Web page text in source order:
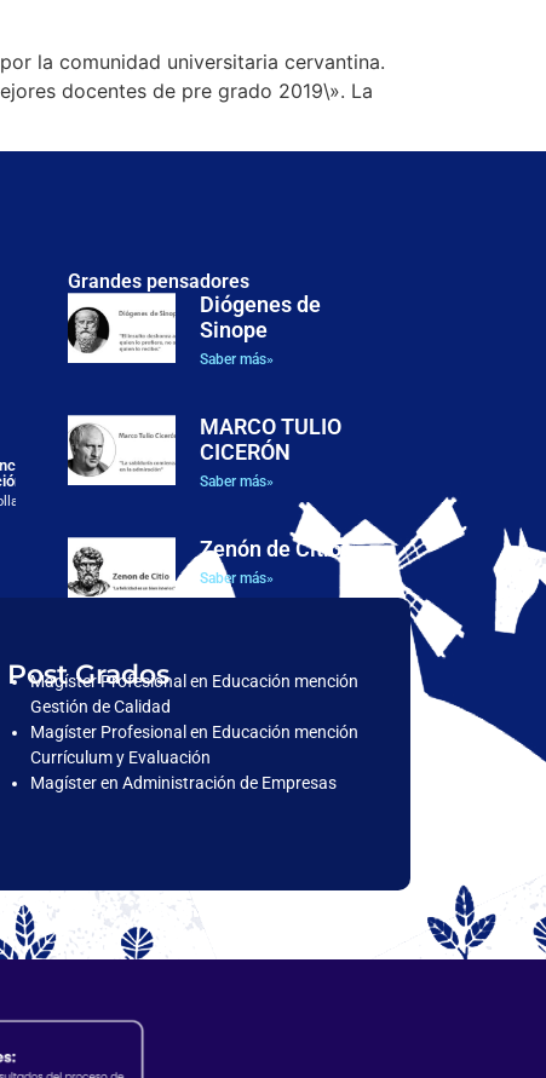
la comunidad universitaria cervantina.
docentes de pre grado 2019\». La
Justicia, dignidad y posibilidades humanas: el enfoque de
las capacidades en la filosofía política de Martha C.
Grandes pensadores
Diógenes de
Sinope
Saber más»
MARCO TULIO
CICERÓN
Saber más»
Zenón de Citio
Saber más»
Post Grados
Magíster Profesional en Educación mención
Gestión de Calidad
Magíster Profesional en Educación mención
Currículum y Evaluación
Magíster en Administración de Empresas